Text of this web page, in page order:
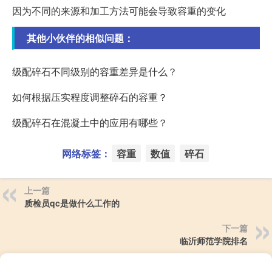
因为不同的来源和加工方法可能会导致容重的变化
其他小伙伴的相似问题：
级配碎石不同级别的容重差异是什么？
如何根据压实程度调整碎石的容重？
级配碎石在混凝土中的应用有哪些？
网络标签： 容重 数值 碎石
上一篇
质检员qc是做什么工作的
下一篇
临沂师范学院排名